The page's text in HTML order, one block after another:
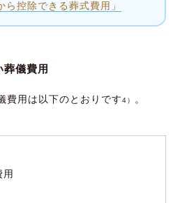
ら控除できる葬式費用」
儀費用
費用は以下のとおりです4） 。
用